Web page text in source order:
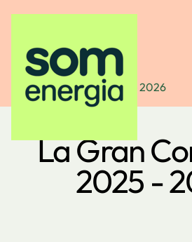
La Gran Conversa 2025 - 2026
La Gran
2025 -